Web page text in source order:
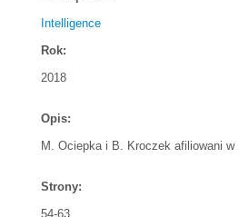
Intelligence
Rok:
2018
Opis:
M. Ociepka i B. Kroczek afiliowani w
Strony:
54-63